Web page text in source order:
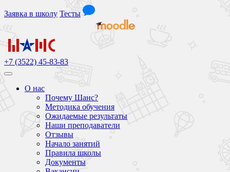
Заявка в школу Тесты
+7 (3522) 45-83-83
О нас
Почему Шанс?
Методика обучения
Ожидаемые результаты
Наши преподаватели
Отзывы
Начало занятий
Правила школы
Документы